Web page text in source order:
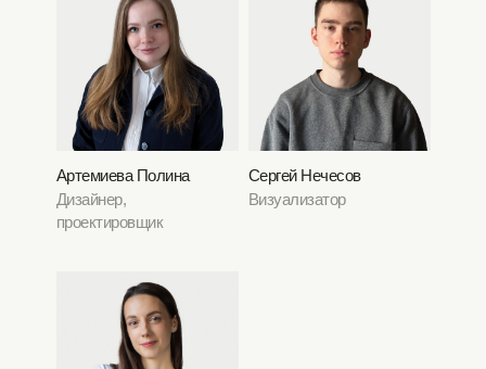
Сергей Нечесов
Визуализатор
Артемиева Полина
Дизайнер,
проектировщик